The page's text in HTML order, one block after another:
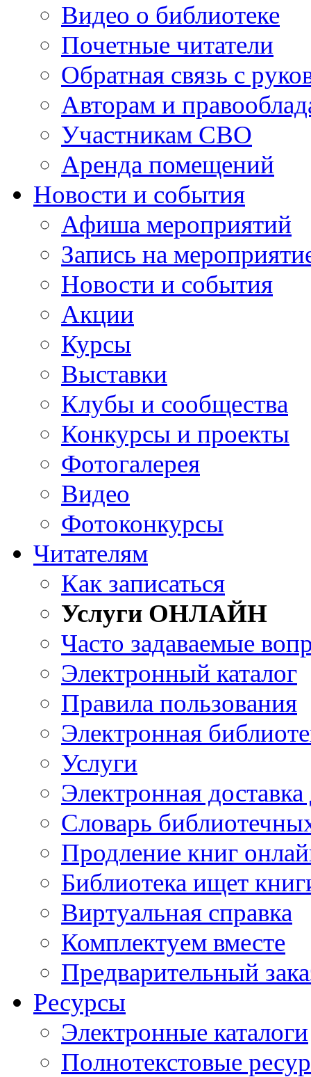
Видео о библиотеке
Почетные читатели
Обратная связь с
Авторам и
Участникам СВО
Аренда помещений
Новости и события
Афиша мероприятий
Запись на
Новости и события
Акции
Курсы
Выставки
Клубы и сообщества
Конкурсы и проекты
Фотогалерея
Видео
Фотоконкурсы
Читателям
Как записаться
Услуги ОНЛАЙН
Часто задаваемые
Электронный каталог
Правила пользования
Электронная
Услуги
Электронная
Словарь
Продление книг
Библиотека ищет
Виртуальная справка
Комплектуем вместе
Предварительный
Ресурсы
Электронные каталоги
Полнотекстовые